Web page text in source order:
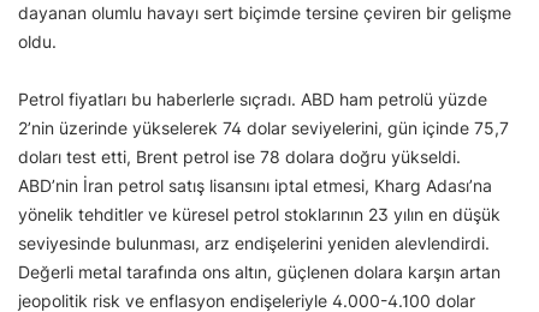
dayanan olumlu havayı sert biçimde tersine çeviren bir gelişme
oldu.
Petrol fiyatları bu haberlerle sıçradı. ABD ham petrolü yüzde
2’nin üzerinde yükselerek 74 dolar seviyelerini, gün içinde 75,7
doları test etti, Brent petrol ise 78 dolara doğru yükseldi.
ABD’nin İran petrol satış lisansını iptal etmesi, Kharg Adası’na
yönelik tehditler ve küresel petrol stoklarının 23 yılın en düşük
seviyesinde bulunması, arz endişelerini yeniden alevlendirdi.
Değerli metal tarafında ons altın, güçlenen dolara karşın artan
jeopolitik risk ve enflasyon endişeleriyle 4.000-4.100 dolar